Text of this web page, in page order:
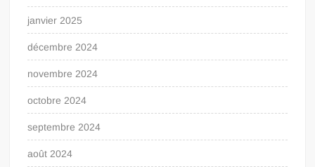
janvier 2025
décembre 2024
novembre 2024
octobre 2024
septembre 2024
août 2024